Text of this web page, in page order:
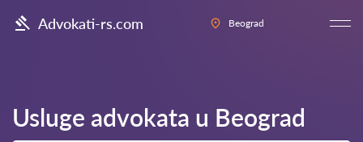
Advokati-rs.com Beograd
Usluge advokata u Beograd